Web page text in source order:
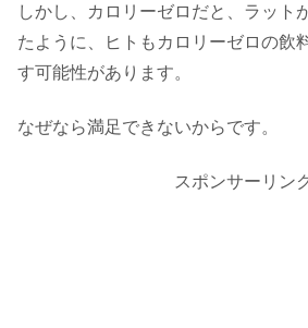
しかし、カロリーゼロだと、ラット
たように、ヒトもカロリーゼロの飲
す可能性があります。
なぜなら満足できないからです。
スポンサーリン